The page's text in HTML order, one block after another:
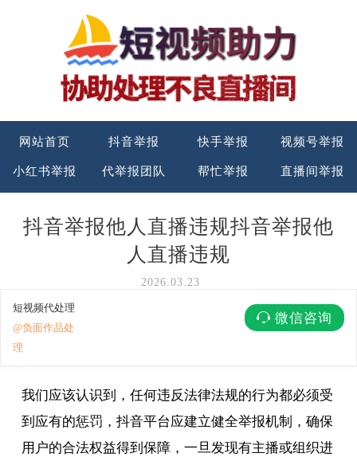
网站首页 抖音举报 快手举报 视频号举报
小红书举报 代举报团队 帮忙举报 直播间举报
抖音举报他人直播违规抖音举报他
人直播违规
2026.03.23
短视频代处理
@负面作品处
理
微信咨询
我们应该认识到，任何违反法律法规的行为都必须受
到应有的惩罚，抖音平台应建立健全举报机制，确保
用户的合法权益得到保障，一旦发现有主播或组织进